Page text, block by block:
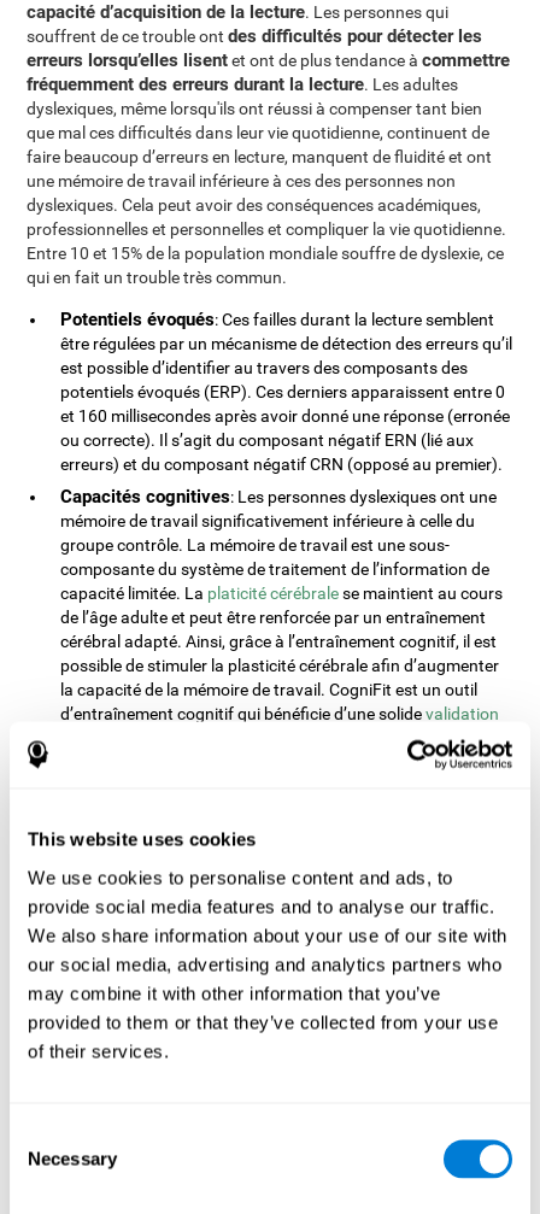
This website uses cookies
We use cookies to personalise content and ads, to
provide social media features and to analyse our traffic.
We also share information about your use of our site with
our social media, advertising and analytics partners who
may combine it with other information that you’ve
provided to them or that they’ve collected from your use
of their services.
Selection
Necessary
capacité d’acquisition de la lecture. Les personnes qui
souffrent de ce trouble ontdes difficultés pour détecter les
erreurs lorsqu’elles lisentet ont de plus tendance àcommettre
fréquemment des erreurs durant la lecture. Les adultes
dyslexiques, même lorsqu'ils ont réussi à compenser tant bien
que mal ces difficultés dans leur vie quotidienne, continuent de
faire beaucoup d’erreurs en lecture, manquent de fluidité et ont
une mémoire de travail inférieure à ces des personnes non
dyslexiques. Cela peut avoir des conséquences académiques,
professionnelles et personnelles et compliquer la vie quotidienne.
Entre 10 et 15% de la population mondiale souffre de dyslexie, ce
qui en fait un trouble très commun.
Potentiels évoqués: Ces failles durant la lecture semblent
être régulées par un mécanisme de détection des erreurs qu’il
est possible d’identifier au travers des composants des
potentiels évoqués (ERP). Ces derniers apparaissent entre 0
et 160 millisecondes après avoir donné une réponse (erronée
ou correcte). Il s’agit du composant négatif ERN (lié aux
erreurs) et du composant négatif CRN (opposé au premier).
Capacités cognitives: Les personnes dyslexiques ont une
mémoire de travail significativement inférieure à celle du
groupe contrôle. La mémoire de travail est une sous-
composante du système de traitement de l’information de
capacité limitée. La platicité cérébralese maintient au cours
de l’âge adulte et peut être renforcée par un entraînement
cérébral adapté. Ainsi, grâce à l’entraînement cognitif, il est
possible de stimuler la plasticité cérébrale afin d’augmenter
la capacité de la mémoire de travail. CogniFit est un outil
d’entraînement cognitif qui bénéficie d’une solidevalidation
et qui permet de réaliser un entraînement
CogniFit devrait augmenter la mémoire de travail tout comme
l'amplitude du composant ERN chez les participants.
Méthodologie
Participants
étudiants d’université ont participé à cette étude (27 d’entre
eux atteints dedyslexieet 34 constituant legroupe de
contrôle). Les groupes ont été comparés en termes d’âge et en
fonction de leurs résultats en intelligence non verbal (grâce au
problèmes d’audition. Ils n’avaient pas non plu souffert de trouble
neurologique ou émotionnel, ou de déficit d’attention (mesure via